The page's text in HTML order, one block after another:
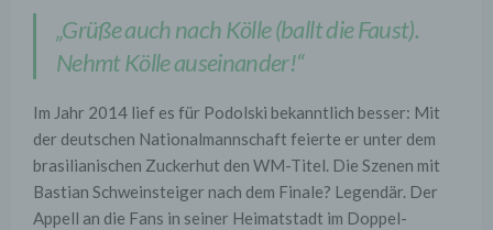
„Grüße auch nach Kölle (ballt die Faust).
Nehmt Kölle auseinander!“
Im Jahr 2014 lief es für Podolski bekanntlich besser: Mit
der deutschen Nationalmannschaft feierte er unter dem
brasilianischen Zuckerhut den WM-Titel. Die Szenen mit
Bastian Schweinsteiger nach dem Finale? Legendär. Der
Appell an die Fans in seiner Heimatstadt im Doppel-